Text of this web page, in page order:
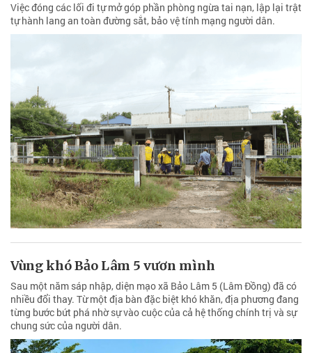
Việc đóng các lối đi tự mở góp phần phòng ngừa tai nạn, lập lại trật
tự hành lang an toàn đường sắt, bảo vệ tính mạng người dân.
Vùng khó Bảo Lâm 5 vươn mình
Sau một năm sáp nhập, diện mạo xã Bảo Lâm 5 (Lâm Đồng) đã có
nhiều đổi thay. Từ một địa bàn đặc biệt khó khăn, địa phương đang
từng bước bứt phá nhờ sự vào cuộc của cả hệ thống chính trị và sự
chung sức của người dân.